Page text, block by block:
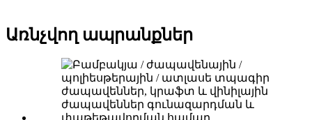
Առնչվող ապրանքներ